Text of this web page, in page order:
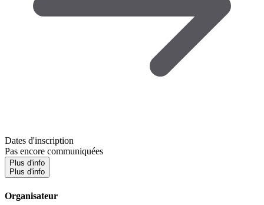
Dates d'inscription
Pas encore communiquées
Plus d'info
Plus d'info
Organisateur